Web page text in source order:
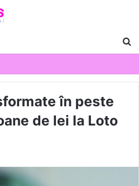
în peste
de lei la Loto